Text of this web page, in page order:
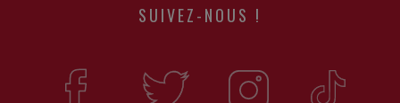
SUIVEZ-NOUS !